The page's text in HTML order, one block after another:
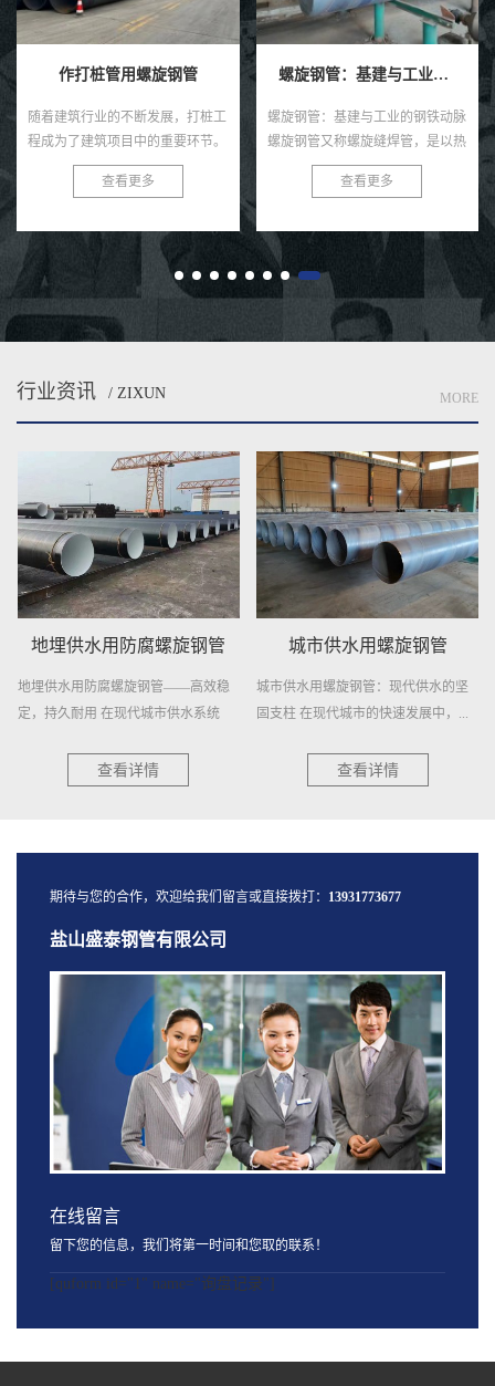
螺旋钢管：基建与工业的钢铁动脉
螺旋钢管：基建与工业的钢铁动脉
螺旋钢管又称螺旋缝焊管，是以热
轧带钢卷为原料，经常温螺旋辊压
成型、自动双丝双面埋弧焊制成的
查看更多
埋地排污水用防腐螺旋钢管
埋地排污水用防腐螺旋钢管：环保
新选择，耐用更可靠 在当今社
会，环保与可持续发展已成为全球
共识。在污水处理与排放领域，选
查看更多
行业资讯 / ZIXUN MORE
城市供水用螺旋钢管
城市供水用螺旋钢管：现代供水的坚
固支柱 在现代城市的快速发展中，...
查看详情
供水用螺旋焊接钢管
供水用螺旋焊接钢管——稳定供水，
信赖之选 在供水工程领域，选择一
查看详情
期待与您的合作，欢迎给我们留言或直接拨打： 13931773677
盐山盛泰钢管有限公司
在线留言
留下您的信息，我们将第一时间和您取的联系！
[quform id="1" name="询盘记录"]